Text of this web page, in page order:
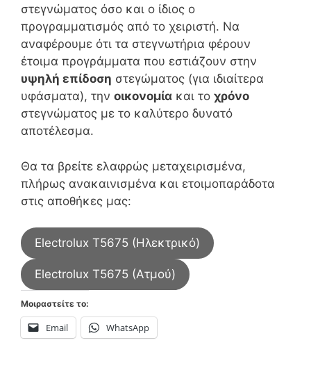
στεγνώματος όσο και ο ίδιος ο
προγραμματισμός από το χειριστή. Να
αναφέρουμε ότι τα στεγνωτήρια φέρουν
έτοιμα προγράμματα που εστιάζουν στην
υψηλή επίδοση στεγώματος (για ιδιαίτερα
υφάσματα), την οικονομία και το χρόνο
στεγνώματος με το καλύτερο δυνατό
αποτέλεσμα.
Θα τα βρείτε ελαφρώς μεταχειρισμένα,
πλήρως ανακαινισμένα και ετοιμοπαράδοτα
στις αποθήκες μας:
Electrolux T5675 (Ηλεκτρικό)
Electrolux T5675 (Ατμού)
Μοιραστείτε το:
Email WhatsApp